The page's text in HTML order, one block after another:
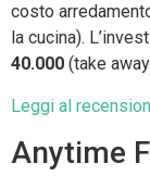
costo
la cucina).
40.000 (take
Leggi al
Anytime